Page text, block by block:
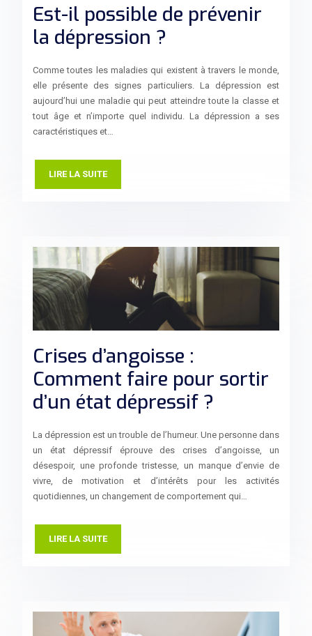
Est-il possible de prévenir
la dépression ?
Comme toutes les maladies qui existent à travers le monde,
elle présente des signes particuliers. La dépression est
aujourd’hui une maladie qui peut atteindre toute la classe et
tout âge et n’importe quel individu. La dépression a ses
caractéristiques et…
LIRE LA SUITE
Crises d’angoisse :
Comment faire pour sortir
d’un état dépressif ?
La dépression est un trouble de l’humeur. Une personne dans
un état dépressif éprouve des crises d’angoisse, un
désespoir, une profonde tristesse, un manque d’envie de
vivre, de motivation et d’intérêts pour les activités
quotidiennes, un changement de comportement qui…
LIRE LA SUITE